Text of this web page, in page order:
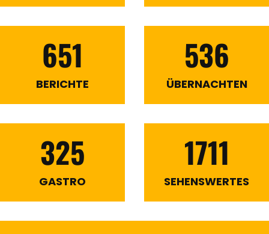
651
BERICHTE
536
ÜBERNACHTEN
325
GASTRO
1711
SEHENSWERTES